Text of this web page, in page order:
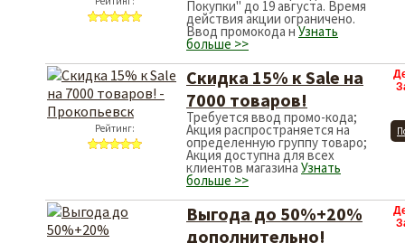
Покупки" до 19 августа. Время
действия акции ограничено.
Ввод промокода нУзнать
больше >>
Рейтинг:
Скидка 15% к Sale на
7000 товаров!
Требуется ввод промо-кода;
Акция распространяется на
определенную группу товаро;
Акция доступна для всех
клиентов магазина Узнать
больше >>
Выгода до 50%+20%
дополнительно!